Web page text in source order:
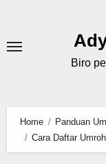
content
Biro
Home
Panduan
Cara Daftar